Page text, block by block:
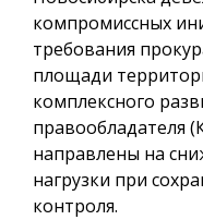
компромиссных
требования
площади
комплексного
правообладателя
направлены на
нагрузки при
контроля.